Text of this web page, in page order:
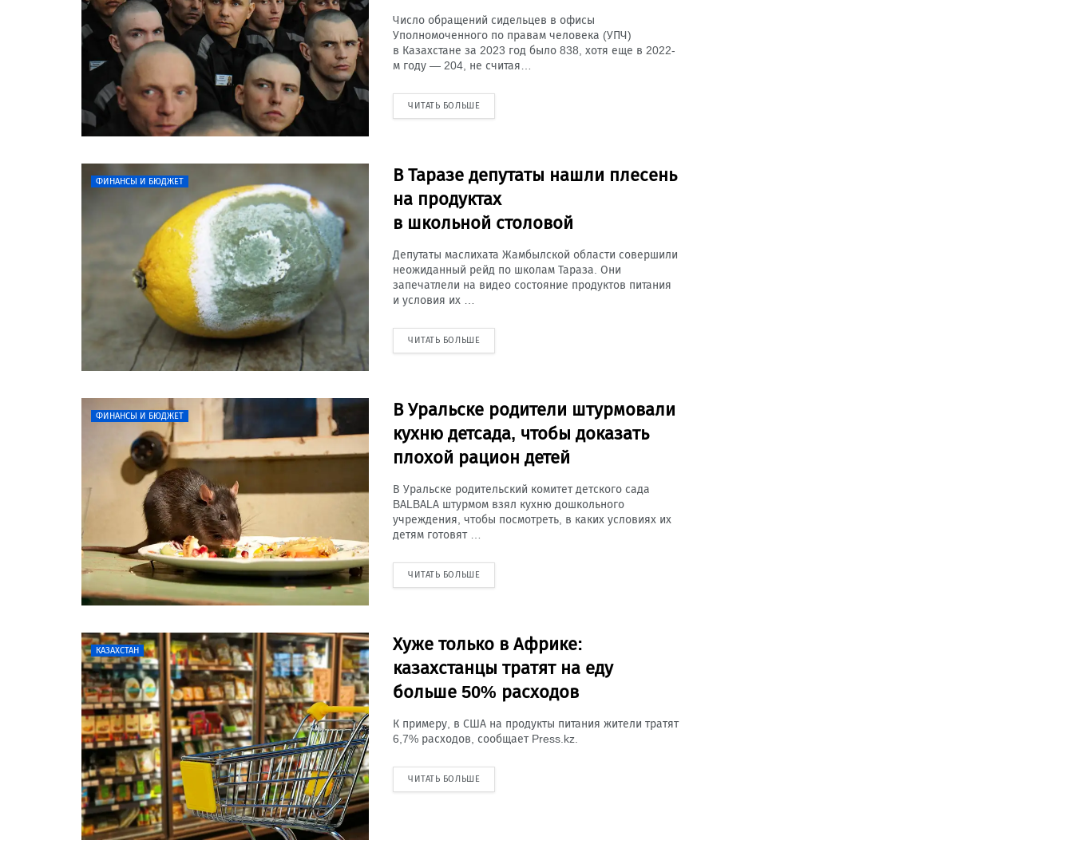
Число обращений сидельцев в офисы
Уполномоченного по правам человека (УПЧ)
в Казахстане за 2023 год было 838, хотя еще в 2022-
м году — 204, не считая…
ЧИТАТЬ БОЛЬШЕ
ФИНАНСЫ И БЮДЖЕТ
В Таразе депутаты нашли плесень
на продуктах
в школьной столовой
Депутаты маслихата Жамбылской области совершили
неожиданный рейд по школам Тараза. Они
запечатлели на видео состояние продуктов питания
и условия их …
ЧИТАТЬ БОЛЬШЕ
ФИНАНСЫ И БЮДЖЕТ
В Уральске родители штурмовали
кухню детсада, чтобы доказать
плохой рацион детей
В Уральске родительский комитет детского сада
BALBALA штурмом взял кухню дошкольного
учреждения, чтобы посмотреть, в каких условиях их
детям готовят …
ЧИТАТЬ БОЛЬШЕ
КАЗАХСТАН
Хуже только в Африке:
казахстанцы тратят на еду
больше 50% расходов
К примеру, в США на продукты питания жители тратят
6,7% расходов, сообщает Press.kz.
ЧИТАТЬ БОЛЬШЕ